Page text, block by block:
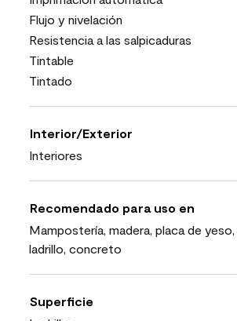
Flujo y nivelación
Resistencia a las salpicaduras
Tintable
Tintado
Interior/Exterior
Interiores
Recomendado para uso en
Mampostería, madera, placa de
ladrillo, concreto
Superficie